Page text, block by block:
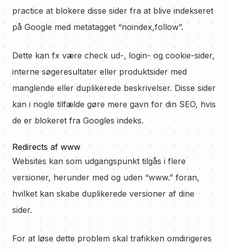
practice at blokere disse sider fra at blive indekseret
på Google med metatagget “noindex,follow”.
Dette kan fx være check ud-, login- og cookie-sider,
interne søgeresultater eller produktsider med
manglende eller duplikerede beskrivelser. Disse sider
kan i nogle tilfælde gøre mere gavn for din SEO, hvis
de er blokeret fra Googles indeks.
Redirects af www
Websites kan som udgangspunkt tilgås i flere
versioner, herunder med og uden “www.” foran,
hvilket kan skabe duplikerede versioner af dine
sider.
For at løse dette problem skal trafikken omdirigeres